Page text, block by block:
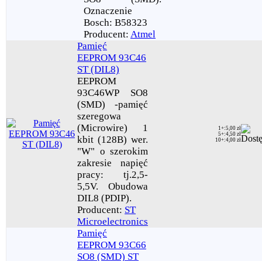
Oznaczenie
Bosch: B58323
Producent: Atmel
Pamięć
EEPROM 93C46
ST (DIL8)
EEPROM
93C46WP SO8
(SMD) -pamięć
szeregowa
(Microwire) 1
kbit (128B) wer.
"W" o szerokim
zakresie napięć
pracy: tj.2,5-
5,5V. Obudowa
DIL8 (PDIP).
Producent: ST
Microelectronics
1+:5,00 zł
5+:4,50 zł
10+:4,00 zł
Pamięć
EEPROM 93C66
SO8 (SMD) ST